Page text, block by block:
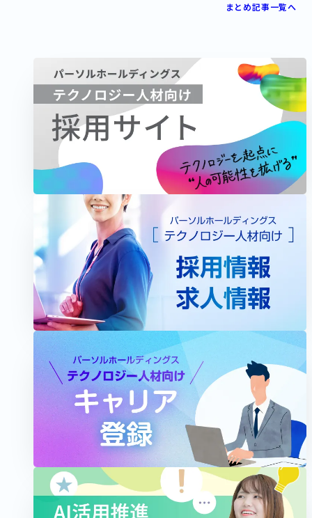
刷新。特命チームが取り組んだセキュリティ
変革の全プロセス
パーソルホールディングス
エキスパート
セキュリティ
PROJECT work
2025.11.18 2026.06.03
わずか10カ月で開発・導入を実現。データド
リブンなタレントマネジメント基盤を形にし
パーソルホールディングス ITコンサルタント 開発
まとめ記事一覧へ